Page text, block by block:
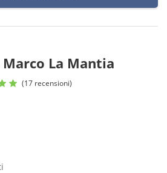
La Mantia
(17 recensioni)